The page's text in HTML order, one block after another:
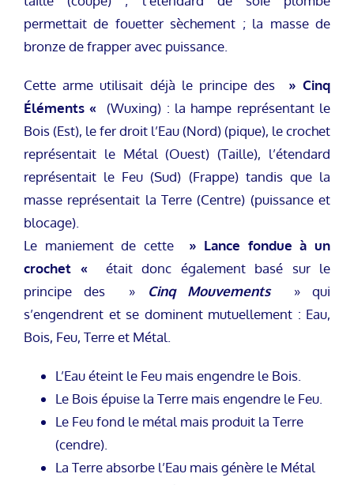
permettait de fouetter sèchement ; la masse de
bronze de frapper avec puissance.
Cette arme utilisait déjà le principe des
» Cinq
Éléments «
(Wuxing) : la hampe représentant le
Bois (Est), le fer droit l’Eau (Nord) (pique), le crochet
représentait le Métal (Ouest) (Taille), l’étendard
représentait le Feu (Sud) (Frappe) tandis que la
masse représentait la Terre (Centre) (puissance et
blocage).
Le maniement de cette
» Lance fondue à un
crochet «
était donc également basé sur le
principe des »
Cinq Mouvements» qui
s’engendrent et se dominent mutuellement : Eau,
Bois, Feu, Terre et Métal.
L’Eau éteint le Feu mais engendre le Bois.
Le Bois épuise la Terre mais engendre le Feu.
Le Feu fond le métal mais produit la Terre
(cendre).
La Terre absorbe l’Eau mais génère le Métal